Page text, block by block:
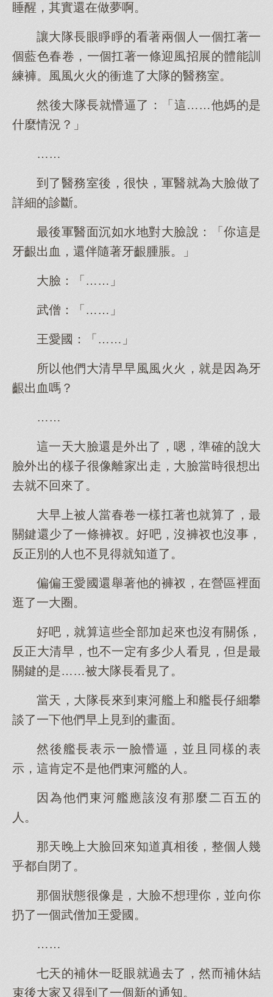
睡醒，其實還在做夢啊。
讓大隊長眼睜睜的看著兩個人一個扛著一
個藍色春卷，一個扛著一條迎風招展的體能訓
練褲。風風火火的衝進了大隊的醫務室。
然後大隊長就懵逼了：「這……他媽的是
什麼情況？」
……
到了醫務室後，很快，軍醫就為大臉做了
詳細的診斷。
最後軍醫面沉如水地對大臉說：「你這是
牙齦出血，還伴隨著牙齦腫脹。」
大臉：「……」
武僧：「……」
王愛國：「……」
所以他們大清早早風風火火，就是因為牙
齦出血嗎？
……
這一天大臉還是外出了，嗯，準確的說大
臉外出的樣子很像離家出走，大臉當時很想出
去就不回來了。
大早上被人當春卷一樣扛著也就算了，最
關鍵還少了一條褲衩。好吧，沒褲衩也沒事，
反正別的人也不見得就知道了。
偏偏王愛國還舉著他的褲衩，在營區裡面
逛了一大圈。
好吧，就算這些全部加起來也沒有關係，
反正大清早，也不一定有多少人看見，但是最
關鍵的是……被大隊長看見了。
當天，大隊長來到東河艦上和艦長仔細攀
談了一下他們早上見到的畫面。
然後艦長表示一臉懵逼，並且同樣的表
示，這肯定不是他們東河艦的人。
因為他們東河艦應該沒有那麼二百五的
人。
那天晚上大臉回來知道真相後，整個人幾
乎都自閉了。
那個狀態很像是，大臉不想理你，並向你
扔了一個武僧加王愛國。
……
七天的補休一眨眼就過去了，然而補休結
束後大家又得到了一個新的通知。